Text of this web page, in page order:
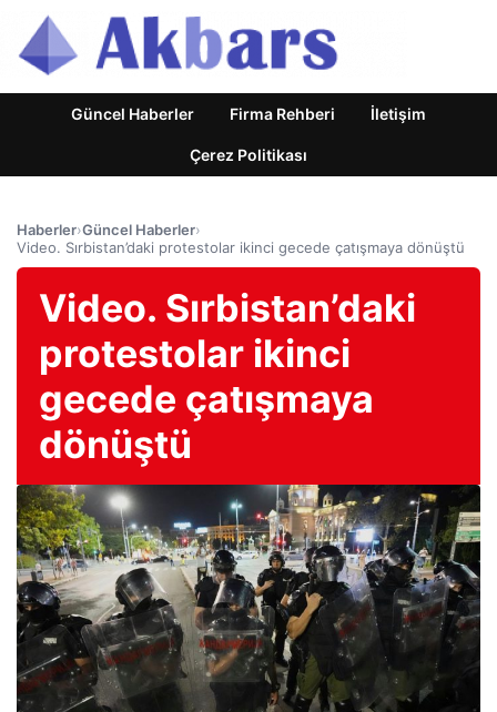
Güncel Haberler Firma Rehberi İletişim
Çerez Politikası
Haberler›Güncel Haberler›
Video. Sırbistan’daki protestolar ikinci gecede çatışmaya dönüştü
Video. Sırbistan’daki
protestolar ikinci
gecede çatışmaya
dönüştü